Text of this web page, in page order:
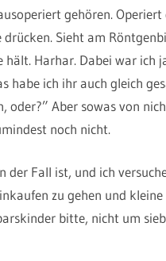
gehören. Operiert
Sieht am
Harhar. Dabei war ich
habe ich ihr auch gleich
oder?” Aber sowas von
noch nicht.
Fall ist, und ich
zu gehen und
bitte, nicht um